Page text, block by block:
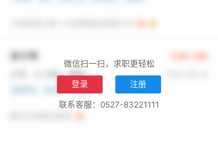
微信扫一扫，求职更轻松
登录 注册
联系客服：0527-83221111